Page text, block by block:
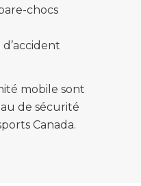
chocs
mobile sont
de sécurité
Canada.